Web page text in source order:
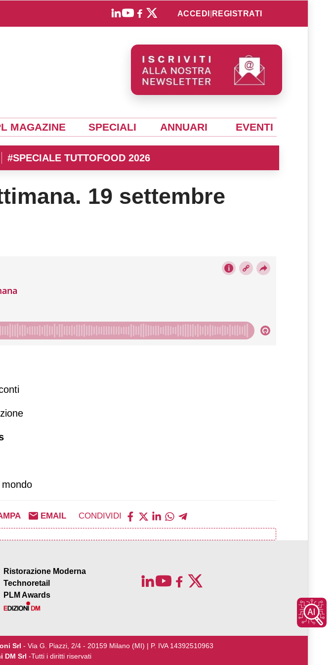
ACCEDI REGISTRATI
MAGAZINE SPECIALI ANNUARI EVENTI
#SPECIALE TUTTOFOOD 2026
19 settembre
EMAIL CONDIVIDI
Ristorazione Moderna
Technoretail
PLM Awards
Srl - Via G. Piazzi, 2/4 - 20159 Milano (MI) | P. IVA 14392510963
DM Srl -Tutti i diritti riservati